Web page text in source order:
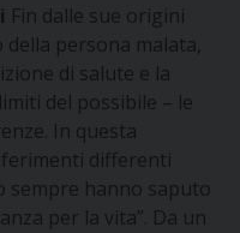
Fin dalle sue origini
della persona malata,
di salute e la
del possibile – le
In questa
differenti
sempre hanno saputo
per la vita”. Da un